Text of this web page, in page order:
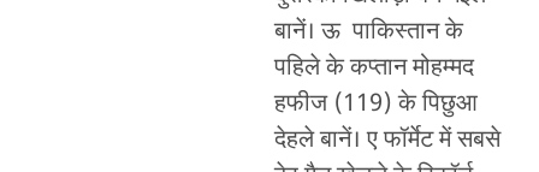
बानें। ऊ पाकिस्तान के
पहिले के कप्तान मोहम्मद
हफीज (119) के पिछुआ
देहले बानें। ए फॉर्मेट में सबसे